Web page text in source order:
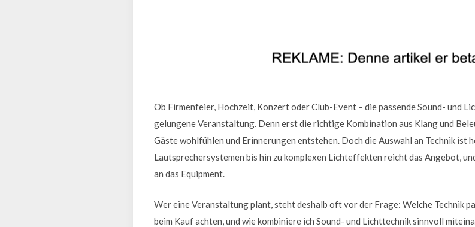
Ob Firmenfeier, Hochzeit, Konzert oder Club-Event – die passende Sound- und
gelungene Veranstaltung. Denn erst die richtige Kombination aus Klang und
Gäste wohlfühlen und Erinnerungen entstehen. Doch die Auswahl an Technik ist
Lautsprechersystemen bis hin zu komplexen Lichteffekten reicht das Angebot,
an das Equipment.
Wer eine Veranstaltung plant, steht deshalb oft vor der Frage: Welche Technik
beim Kauf achten, und wie kombiniere ich Sound- und Lichttechnik sinnvoll